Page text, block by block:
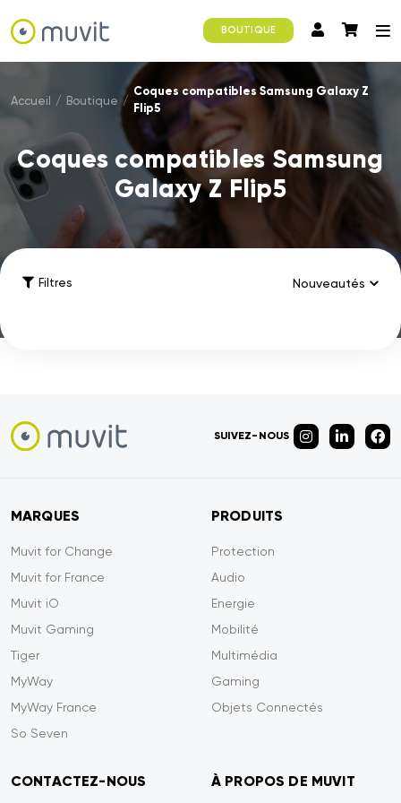
BOUTIQUE
Accueil / Boutique /
Coques compatibles Samsung Galaxy Z
Flip5
Coques compatibles Samsung
Galaxy Z Flip5
Filtres
SUIVEZ-NOUS
MARQUES
Muvit for Change
Muvit for France
Muvit iO
Muvit Gaming
Tiger
MyWay
MyWay France
So Seven
PRODUITS
Protection
Audio
Energie
Mobilité
Multimédia
Gaming
Objets Connectés
CONTACTEZ-NOUS À PROPOS DE MUVIT